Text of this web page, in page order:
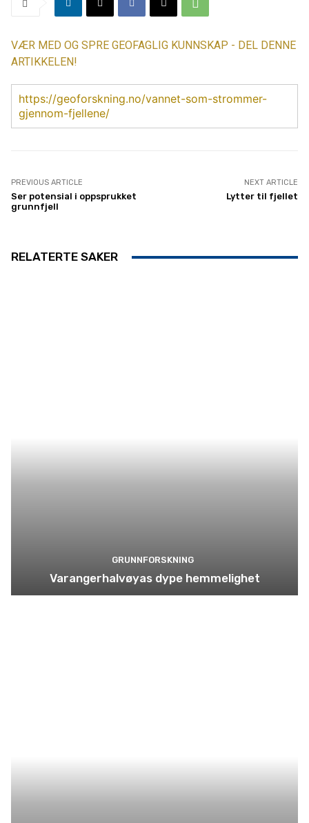
VÆR MED OG SPRE GEOFAGLIG KUNNSKAP - DEL DENNE
ARTIKKELEN!
https://geoforskning.no/vannet-som-strommer-
gjennom-fjellene/
PREVIOUS ARTICLE
Ser potensial i oppsprukket
grunnfjell
NEXT ARTICLE
Lytter til fjellet
RELATERTE SAKER
GRUNNFORSKNING
Varangerhalvøyas dype hemmelighet